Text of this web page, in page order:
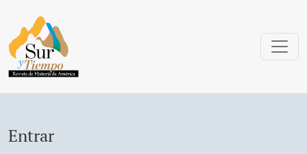
Entrar